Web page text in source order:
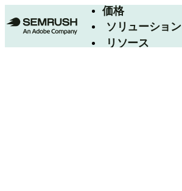
価格
ソリューション
リソース